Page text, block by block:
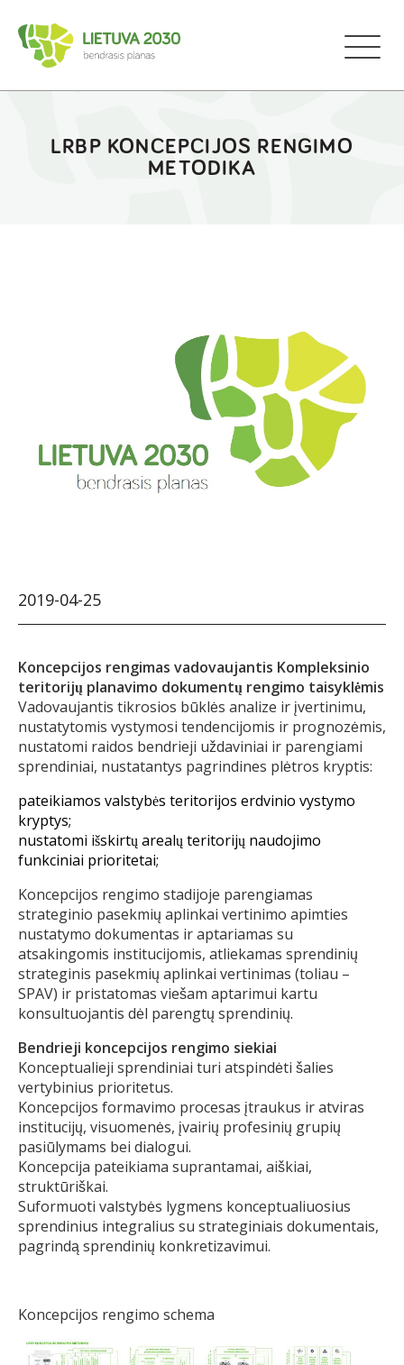
LRBP KONCEPCIJOS RENGIMO
METODIKA
2019-04-25
Koncepcijos rengimas vadovaujantis Kompleksinio
teritorijų planavimo dokumentų rengimo taisyklėmis
Vadovaujantis tikrosios būklės analize ir įvertinimu,
nustatytomis vystymosi tendencijomis ir prognozėmis,
nustatomi raidos bendrieji uždaviniai ir parengiami
sprendiniai, nustatantys pagrindines plėtros kryptis:
pateikiamos valstybės teritorijos erdvinio vystymo
kryptys;
nustatomi išskirtų arealų teritorijų naudojimo
funkciniai prioritetai;
Koncepcijos rengimo stadijoje parengiamas
strateginio pasekmių aplinkai vertinimo apimties
nustatymo dokumentas ir aptariamas su
atsakingomis institucijomis, atliekamas sprendinių
strateginis pasekmių aplinkai vertinimas (toliau –
SPAV) ir pristatomas viešam aptarimui kartu
konsultuojantis dėl parengtų sprendinių.
Bendrieji koncepcijos rengimo siekiai
Konceptualieji sprendiniai turi atspindėti šalies
vertybinius prioritetus.
Koncepcijos formavimo procesas įtraukus ir atviras
institucijų, visuomenės, įvairių profesinių grupių
pasiūlymams bei dialogui.
Koncepcija pateikiama suprantamai, aiškiai,
struktūriškai.
Suformuoti valstybės lygmens konceptualiuosius
sprendinius integralius su strateginiais dokumentais,
pagrindą sprendinių konkretizavimui.
Koncepcijos rengimo schema